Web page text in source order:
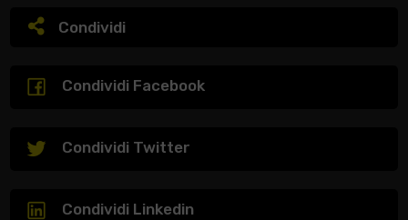
Condividi
Condividi Facebook
Condividi Twitter
Condividi Linkedin